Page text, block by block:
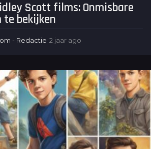
Scott films: Onmisbare
te bekijken
- Redactie 2 jaar ago
a
r
a
g
o